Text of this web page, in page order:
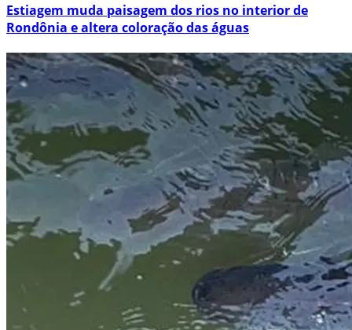
Estiagem muda paisagem dos rios no interior de
Rondônia e altera coloração das águas